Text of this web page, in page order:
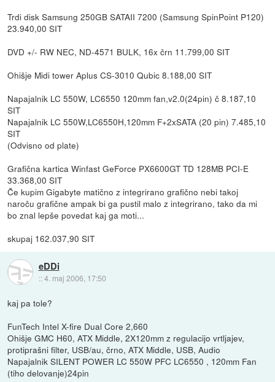
Trdi disk Samsung 250GB SATAII 7200 (Samsung SpinPoint P120)
23.940,00 SIT
DVD +/- RW NEC, ND-4571 BULK, 16x črn 11.799,00 SIT
Ohišje Midi tower Aplus CS-3010 Qubic 8.188,00 SIT
Napajalnik LC 550W, LC6550 120mm fan,v2.0(24pin) č 8.187,10
SIT
Napajalnik LC 550W,LC6550H,120mm F+2xSATA (20 pin) 7.485,10
SIT
(Odvisno od plate)
Grafična kartica Winfast GeForce PX6600GT TD 128MB PCI-E
33.368,00 SIT
Če kupim Gigabyte matično z integrirano grafično nebi takoj
naroču grafične ampak bi ga pustil malo z integrirano, tako da mi
bo znal lepše povedat kaj ga moti...
skupaj 162.037,90 SIT
eDDi
::4. maj 2006, 17:50
kaj pa tole?
FunTech Intel X-fire Dual Core 2,660
Ohišje GMC H60, ATX Middle, 2X120mm z regulacijo vrtljajev,
protiprašni filter, USB/au, črno, ATX Middle, USB, Audio
Napajalnik SILENT POWER LC 550W PFC LC6550 , 120mm Fan
(tiho delovanje)24pin